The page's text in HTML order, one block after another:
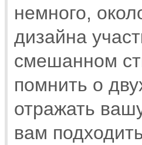
немного,
дизайна
смешанном
помнить о
отражать
вам